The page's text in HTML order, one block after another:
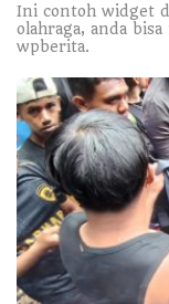
Ini contoh widget
olahraga, anda
wpberita.